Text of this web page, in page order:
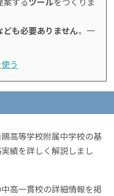
ども必要ありません。一
う
高等学校附属中学校の基
績を詳しく解説しまし
高一貫校の詳細情報を掲